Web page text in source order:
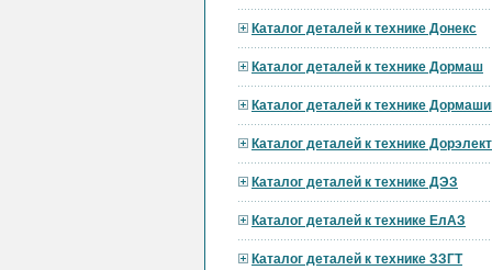
Каталог деталей к технике Донекс
Каталог деталей к технике Дормаш
Каталог деталей к технике
Каталог деталей к технике
Каталог деталей к технике ДЭЗ
Каталог деталей к технике ЕлАЗ
Каталог деталей к технике ЗЗГТ